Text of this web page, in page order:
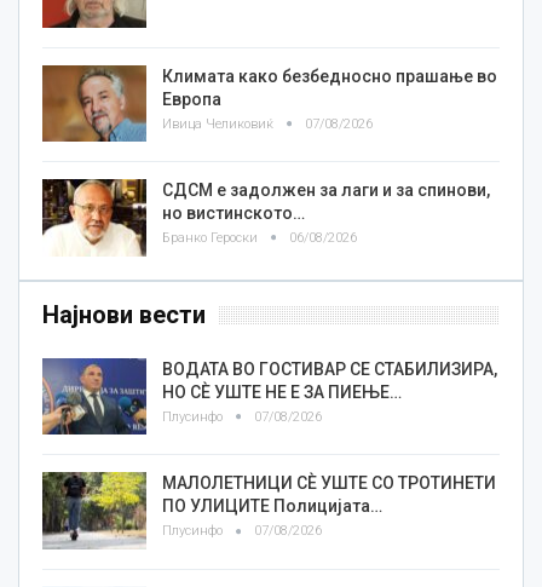
Климата како безбедносно прашање во
Европа
Ивица Челиковиќ 07/08/2026
СДСМ е задолжен за лаги и за спинови,
но вистинското…
Бранко Героски 06/08/2026
Најнови вести
ВОДАТА ВО ГОСТИВАР СЕ СТАБИЛИЗИРА,
НО СÈ УШТЕ НЕ Е ЗА ПИЕЊЕ…
Плусинфо 07/08/2026
МАЛОЛЕТНИЦИ СÈ УШТЕ СО ТРОТИНЕТИ
ПО УЛИЦИТЕ Полицијата…
Плусинфо 07/08/2026